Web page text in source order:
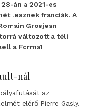
án a 2021-es
lesznek franciák. A
Grosjean
változott a téli
a Forma1
nál
az
elérő Pierre Gasly.